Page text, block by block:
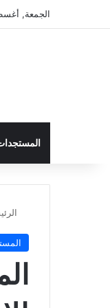
الجمعة, أغسطس